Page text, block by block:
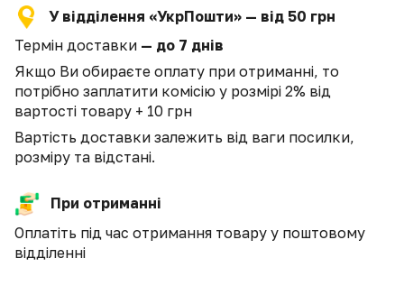
У відділення «УкрПошти» — від 50 грн
Термін доставки — до 7 днів
Якщо Ви обираєте оплату при отриманні, то
потрібно заплатити комісію у розмірі 2% від
вартості товару + 10 грн
Вартість доставки залежить від ваги посилки,
розміру та відстані.
При отриманні
Оплатіть під час отримання товару у поштовому
відділенні